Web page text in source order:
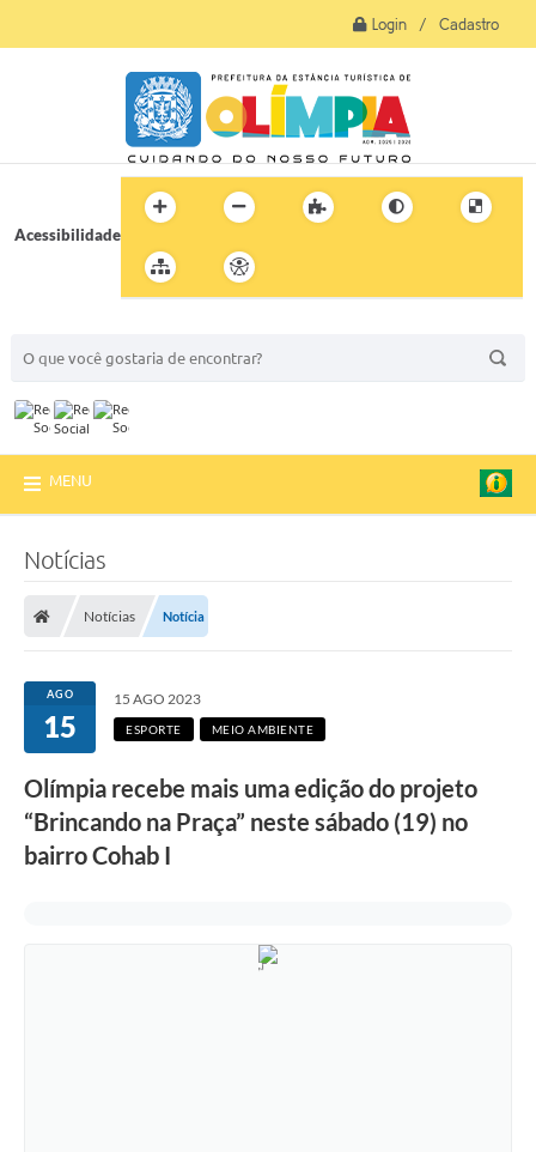
Login / Cadastro
Acessibilidade
MENU
Notícias
Notícias Notícia
AGO
15
15 AGO 2023
ESPORTE MEIO AMBIENTE
Olímpia recebe mais uma edição do projeto
“Brincando na Praça” neste sábado (19) no
bairro Cohab I